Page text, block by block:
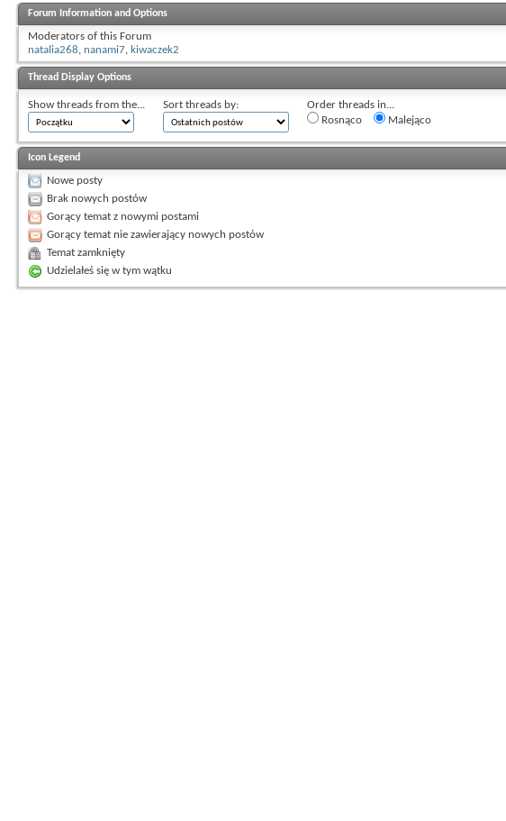
Forum Information and Options
Moderators of this Forum
natalia268, nanami7, kiwaczek2
Thread Display Options
Show threads from the... Sort threads by:
Order threads in...
Rosnąco
Malejąco
Icon Legend
Nowe posty
Brak nowych postów
Gorący temat z nowymi postami
Gorący temat nie zawierający nowych postów
Temat zamknięty
Udzielałeś się w tym wątku